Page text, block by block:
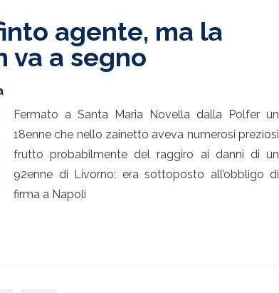
agente, ma la
va a segno
Fermato a Santa Maria Novella dalla Polfer un
18enne che nello zainetto aveva numerosi preziosi
frutto probabilmente del raggiro ai danni di un
92enne di Livorno: era sottoposto all’obbligo di
firma a Napoli